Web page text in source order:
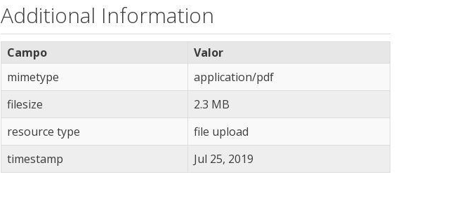
Additional Information
Campo
Valor
mimetype
application/pdf
filesize
2.3 MB
resource type
file upload
timestamp
Jul 25, 2019